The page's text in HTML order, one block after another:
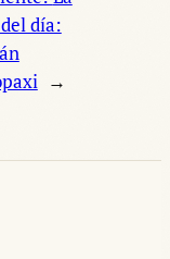
día:
→